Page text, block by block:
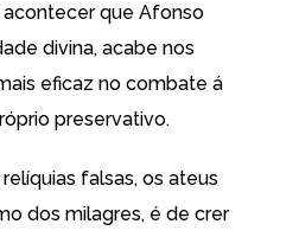
que Afonso
divina, acabe nos
eficaz no combate á
preservativo.
falsas, os ateus
dos milagres, é de crer